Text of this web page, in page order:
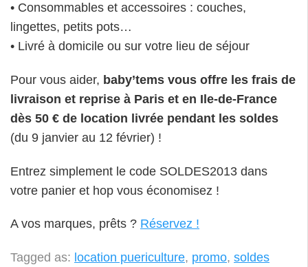
• Consommables et accessoires : couches,
lingettes, petits pots…
• Livré à domicile ou sur votre lieu de séjour
Pour vous aider, baby’tems vous offre les frais de
livraison et reprise à Paris et en Ile-de-France
dès 50 € de location livrée pendant les soldes
(du 9 janvier au 12 février) !
Entrez simplement le code SOLDES2013 dans
votre panier et hop vous économisez !
A vos marques, prêts ? Réservez !
Tagged as: location puericulture, promo, soldes